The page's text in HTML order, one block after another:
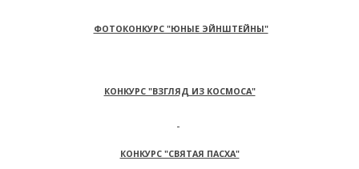
ФОТОКОНКУРС "ЮНЫЕ ЭЙНШТЕЙНЫ"
КОНКУРС "ВЗГЛЯД ИЗ КОСМОСА"
КОНКУРС "СВЯТАЯ ПАСХА"